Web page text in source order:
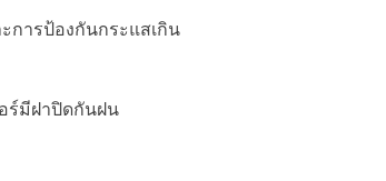
การป้องกันกระแสเกิน
ร์มีฝาปิดกันฝน